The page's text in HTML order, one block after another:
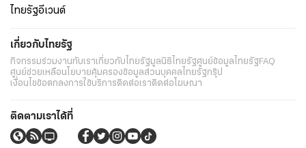
ไทยรัฐอีเวนต์
เกี่ยวกับไทยรัฐ
กิจกรรมร่วมงานกับเราเกี่ยวกับไทยรัฐมูลนิธิไทยรัฐศูนย์ข้อมูลไทยรัฐFAQ
ศูนย์ช่วยเหลือนโยบายคุ้มครองข้อมูลส่วนบุคคลไทยรัฐกรุ๊ป
เงื่อนไขข้อตกลงการใช้บริการติดต่อเราติดต่อโฆษณา
ติดตามเราได้ที่